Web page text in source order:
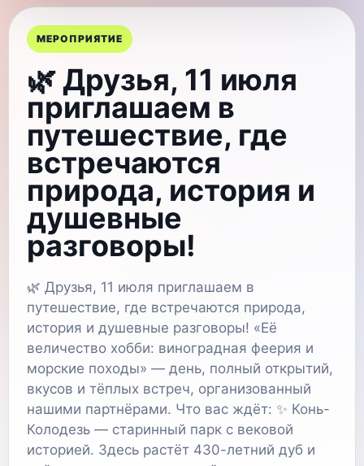
МЕРОПРИЯТИЕ
🌿 Друзья, 11 июля
приглашаем в
путешествие, где
встречаются
природа, история и
душевные
разговоры!
🌿 Друзья, 11 июля приглашаем в
путешествие, где встречаются природа,
история и душевные разговоры! «Её
величество хобби: виноградная феерия и
морские походы» — день, полный открытий,
вкусов и тёплых встреч, организованный
нашими партнёрами. Что вас ждёт: ✨ Конь-
Колодезь — старинный парк с вековой
историей. Здесь растёт 430-летний дуб и